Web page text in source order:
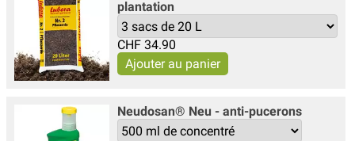
plantation
CHF 34.90
Neudosan® Neu - anti-pucerons